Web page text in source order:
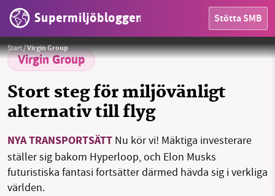
Supermiljöbloggen Stötta SMB
OMRÅDEN
MILJÖFAKTA
OM OSS
Sök Sparade inlägg Tipsa oss
Start/Virgin Group
Virgin Group
Stort steg för miljövänligt
alternativ till flyg
NYA TRANSPORTSÄTT Nu kör vi! Mäktiga investerare
ställer sig bakom Hyperloop, och Elon Musks
futuristiska fantasi fortsätter därmed hävda sig i verkliga
världen.
Foto:Hyperloop One